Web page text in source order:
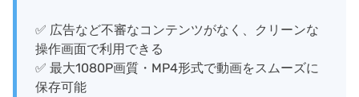
✅ 広告など不審なコンテンツがなく、クリーンな
操作画面で利用できる
✅ 最大1080P画質・MP4形式で動画をスムーズに
保存可能